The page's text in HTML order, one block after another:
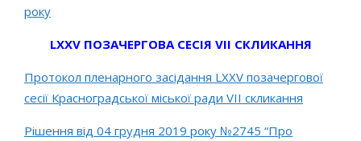
року
LXXV ПОЗАЧЕРГОВА СЕСІЯ VII СКЛИКАННЯ
Протокол пленарного засідання LХХV позачергової
сесії Красноградської міської ради VІІ скликання
Рішення від 04 грудня 2019 року №2745 “Про